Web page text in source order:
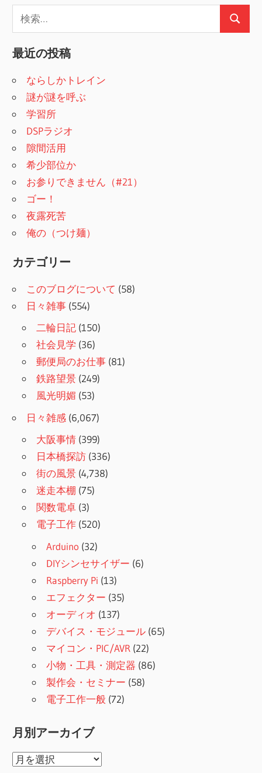
検
索
:
検
最近の投稿
ならしかトレイン
謎が謎を呼ぶ
学習所
DSPラジオ
隙間活用
希少部位か
お参りできません（#21）
ゴー！
夜露死苦
俺の（つけ麺）
カテゴリー
このブログについて (58)
日々雑事 (554)
二輪日記 (150)
社会見学 (36)
郵便局のお仕事 (81)
鉄路望景 (249)
風光明媚 (53)
日々雑感 (6,067)
大阪事情 (399)
日本橋探訪 (336)
街の風景 (4,738)
迷走本棚 (75)
関数電卓 (3)
電子工作 (520)
Arduino (32)
DIYシンセサイザー (6)
Raspberry Pi (13)
エフェクター (35)
オーディオ (137)
デバイス・モジュール (65)
マイコン・PIC/AVR (22)
小物・工具・測定器 (86)
製作会・セミナー (58)
電子工作一般 (72)
月別アーカイブ
月